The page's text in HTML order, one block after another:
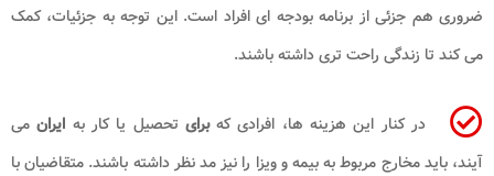
ضروری هم جزئی از برنامه بودجه ای افراد است. این توجه به جزئیات، کمک
می کند تا زندگی راحت تری داشته باشند.
در کنار این هزینه ها، افرادی کهبرای تحصیل یا کار به ایران می
آیند، باید مخارج مربوط به بیمه و ویزا را نیز مد نظر داشته باشند. متقاضیان با